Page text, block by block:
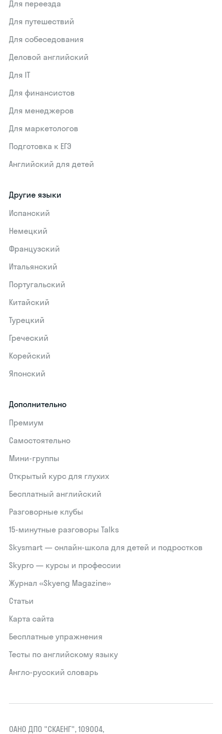
Для переезда
Для путешествий
Для собеседования
Деловой английский
Для IT
Для финансистов
Для менеджеров
Для маркетологов
Подготовка к ЕГЭ
Английский для детей
Другие языки
Испанский
Немецкий
Французский
Итальянский
Португальский
Китайский
Турецкий
Греческий
Корейский
Японский
Дополнительно
Премиум
Самостоятельно
Мини-группы
Открытый курс для глухих
Бесплатный английский
Разговорные клубы
15‑минутные разговоры Talks
Skysmart — онлайн-школа для детей и подростков
Skypro — курсы и профессии
Журнал «Skyeng Magazine»
Статьи
Карта сайта
Бесплатные упражнения
Тесты по английскому языку
Англо-русский словарь
ОАНО ДПО "СКАЕНГ", 109004,